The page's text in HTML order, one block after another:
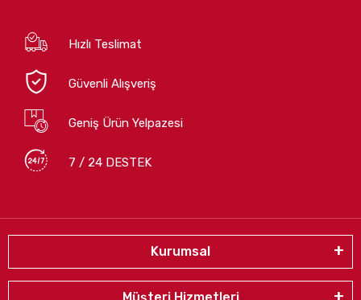
Hızlı Teslimat
Güvenli Alışveriş
Geniş Ürün Yelpazesi
7 / 24 DESTEK
Kurumsal